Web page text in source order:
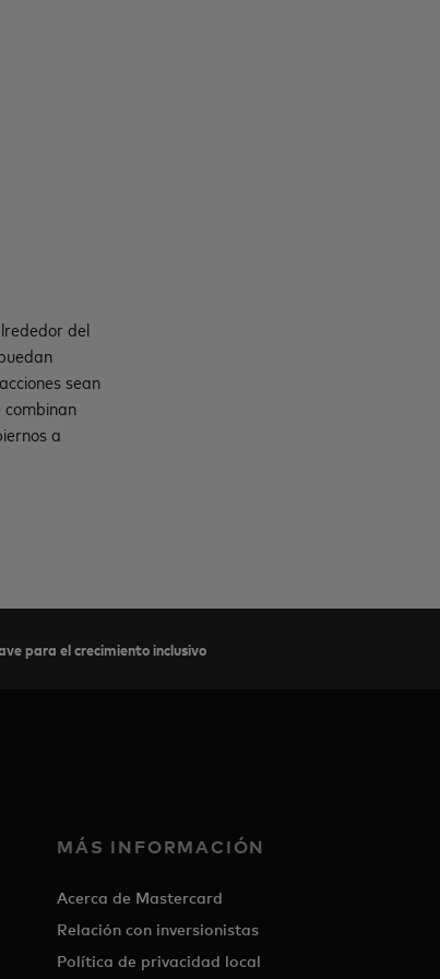
del
sean
combinan
a
para el crecimiento inclusivo
MÁS INFORMACIÓN
Acerca de Mastercard
Relación con inversionistas
Política de privacidad local